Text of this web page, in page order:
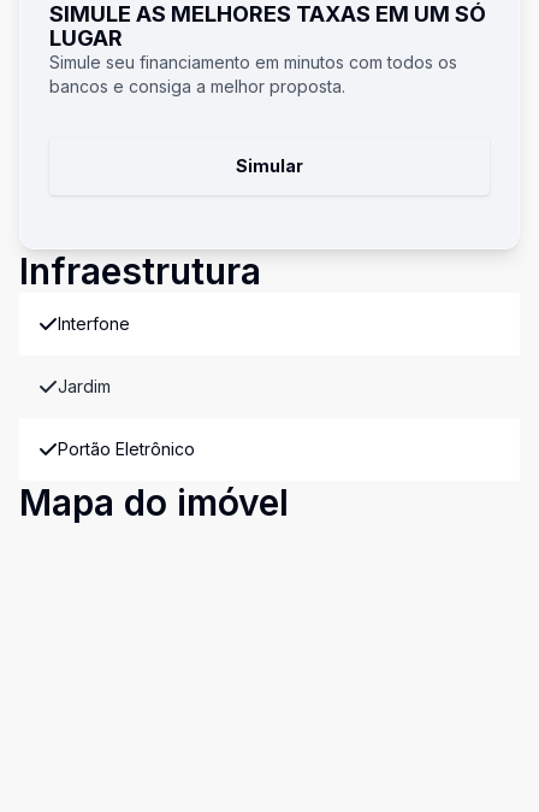
SIMULE AS MELHORES TAXAS EM UM SÓ
LUGAR
Simule seu financiamento em minutos com todos os
bancos e consiga a melhor proposta.
Simular
Infraestrutura
Interfone
Jardim
Portão Eletrônico
Mapa do imóvel